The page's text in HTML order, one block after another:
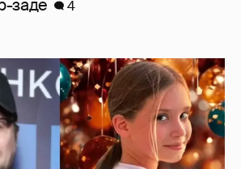
Гарик Харламов
переходный возраст
Асмус
6